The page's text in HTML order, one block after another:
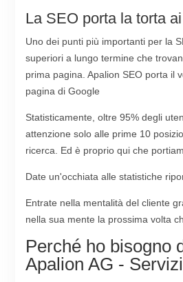
La SEO porta la torta
Uno dei punti più importanti per la
superiori a lungo termine che
prima pagina. Apalion SEO porta il
pagina di Google
Statisticamente, oltre 95% degli
attenzione solo alle prime 10
ricerca. Ed è proprio qui che
Date un'occhiata alle statistiche
Entrate nella mentalità del cliente
nella sua mente la prossima volta
Perché ho bisogno
Apalion AG - Servizi